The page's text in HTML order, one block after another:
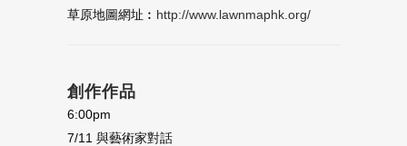
草原地圖網址︰ http://www.lawnmaphk.org/
創作作品
6:00pm
7/11 與藝術家對話